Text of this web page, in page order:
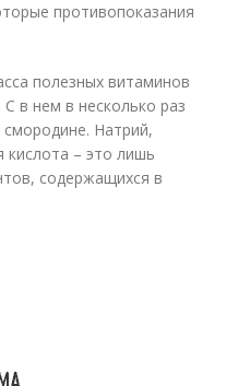
противопоказания
полезных витаминов
в нем в несколько раз
Натрий,
– это лишь
содержащихся в